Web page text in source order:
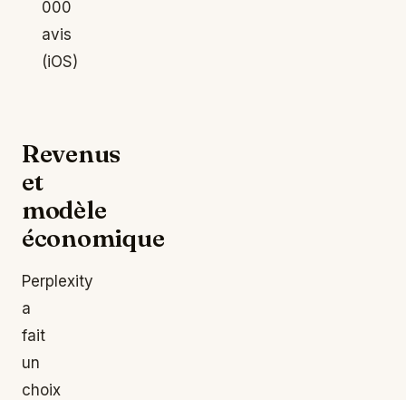
000
avis
(iOS)
Revenus
et
modèle
économique
Perplexity
a
fait
un
choix